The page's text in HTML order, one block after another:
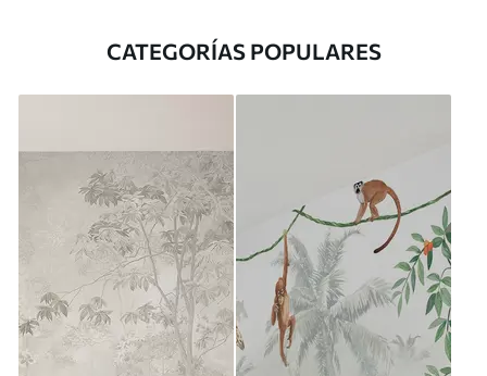
CATEGORÍAS POPULARES